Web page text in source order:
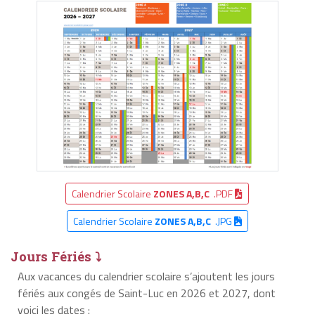
Calendrier Scolaire ZONES A,B,C .PDF
Calendrier Scolaire ZONES A,B,C.JPG
Jours Fériés ⤵
Aux vacances du calendrier scolaire s’ajoutent les jours
fériés aux congés de Saint-Luc en 2026 et 2027, dont
voici les dates :